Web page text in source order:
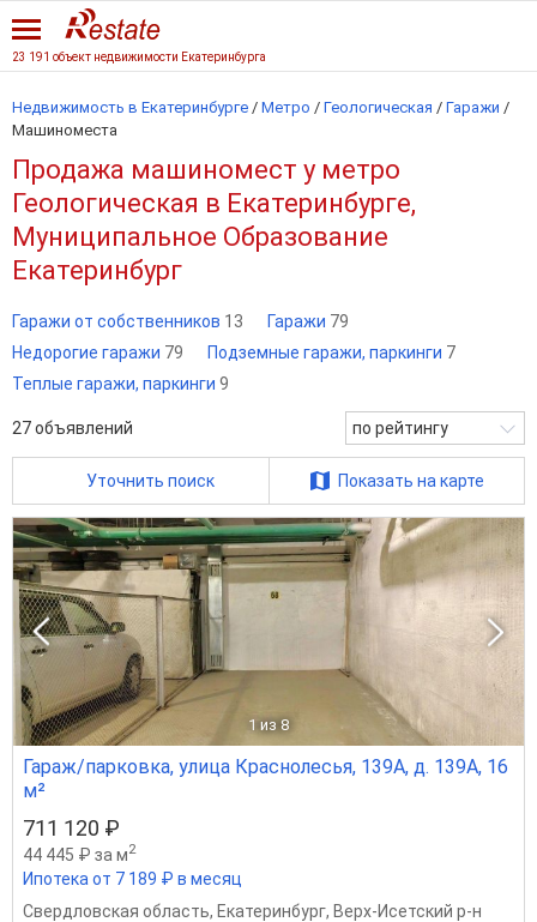
23 191 объект недвижимости Екатеринбурга
Недвижимость в Екатеринбурге / Метро / Геологическая / Гаражи /
Машиноместа
Продажа машиномест у метро
Геологическая в Екатеринбурге,
Муниципальное Образование
Екатеринбург
Гаражи от собственников 13 Гаражи 79
Недорогие гаражи 79 Подземные гаражи, паркинги 7
Теплые гаражи, паркинги 9
27объявлений по рейтингу
Уточнить поиск Показать на карте
1 из 8
Гараж/парковка, улица Краснолесья, 139А, д. 139А, 16
м²
711 120 ₽
44 445 ₽ за м2
Ипотека от 7 189 ₽ в месяц
Свердловская область, Екатеринбург, Верх-Исетский р-н